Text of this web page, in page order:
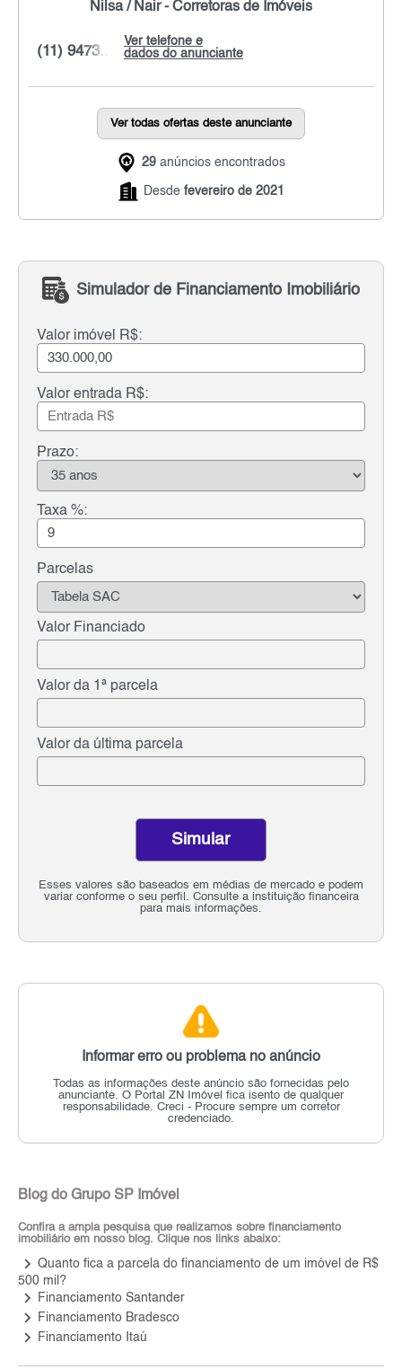
Nilsa / Nair - Corretoras de Imóveis
Ver telefone e
dados do anunciante
(11) 9473...
Ver todas ofertas deste anunciante
29 anúncios encontrados
Desde fevereiro de 2021
Simulador de Financiamento Imobiliário
Valor imóvel R$:
Valor entrada R$:
Prazo:
Taxa %:
Parcelas
Valor Financiado
Valor da 1ª parcela
Valor da última parcela
Esses valores são baseados em médias de mercado e podem
variar conforme o seu perfil. Consulte a instituição financeira
para mais informações.
Simular
Informar erro ou problema no anúncio
Todas as informações deste anúncio são fornecidas pelo
anunciante. O Portal ZN Imóvel fica isento de qualquer
responsabilidade. Creci - Procure sempre um corretor
credenciado.
Blog do Grupo SP Imóvel
Confira a ampla pesquisa que realizamos sobre financiamento
imobiliário em nosso blog. Clique nos links abaixo:
keyboard_arrow_right Quanto fica a parcela do financiamento de um imóvel de R$
500 mil?
keyboard_arrow_right Financiamento Santander
keyboard_arrow_right Financiamento Bradesco
keyboard_arrow_right Financiamento Itaú